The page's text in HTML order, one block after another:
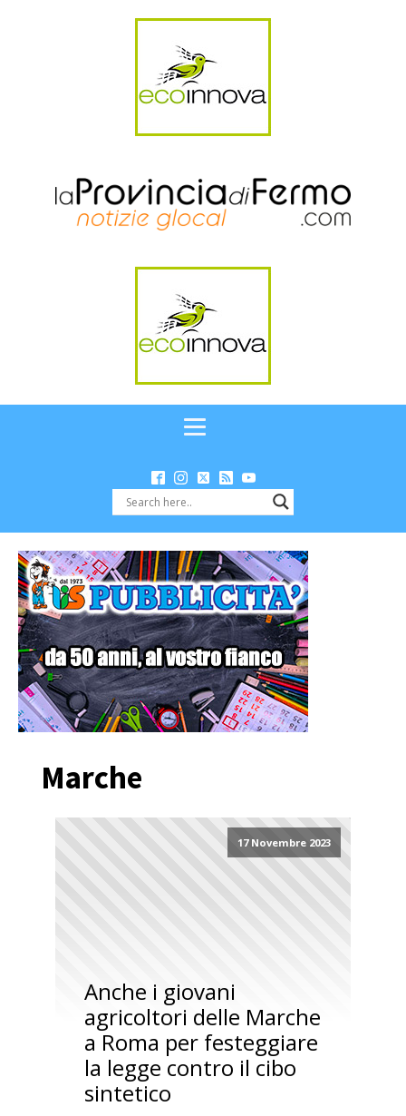
Marche
17 Novembre 2023
Anche i giovani
agricoltori delle Marche
a Roma per festeggiare
la legge contro il cibo
sintetico